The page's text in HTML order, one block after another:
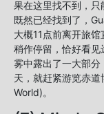
果在这里找不到，只
既然已经找到了，
大概11点前离开旅
稍作停留，恰好看
雾中露出了一大部
天，就赶紧游览赤
World)。